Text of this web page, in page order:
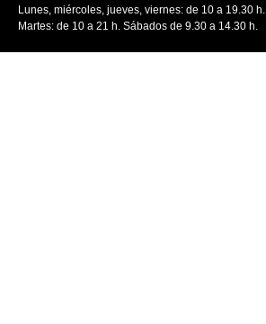
Lunes, miércoles, jueves, viernes: de 10 a 19.30 h.
Martes: de 10 a 21 h. Sábados de 9.30 a 14.30 h.